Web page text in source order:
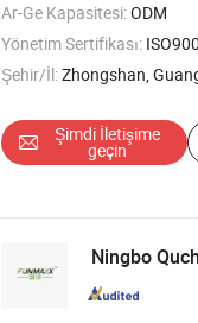
Ar-Ge Kapasitesi:ODM
Yönetim Sertifikası:
Şehir/İl:Zhongshan,
Şimdi İletişime
geçin
Ningbo